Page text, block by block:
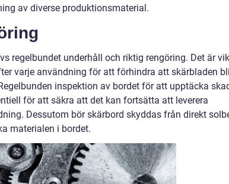
av diverse produktionsmaterial.
regelbundet underhåll och riktig rengöring. Det är
varje användning för att förhindra att skärbladen
inspektion av bordet för att upptäcka
för att säkra att det kan fortsätta att leverera
Dessutom bör skärbord skyddas från direkt
materialen i bordet.